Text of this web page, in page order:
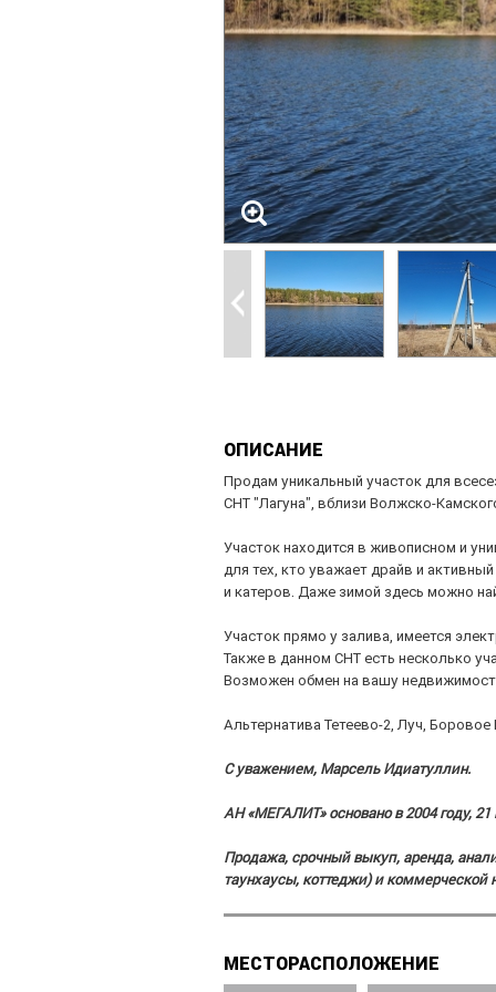
ОПИСАНИЕ
Продам уникальный участок для
СНТ "Лагуна", вблизи Волжско-
Участок находится в живописном и
для тех, кто уважает драйв и
и катеров. Даже зимой здесь можно
Участок прямо у залива, имеется
Также в данном СНТ есть несколько
Возможен обмен на вашу
Альтернатива Тетеево-2, Луч,
С уважением, Марсель Идиатуллин.
АН «МЕГАЛИТ» основано в 2004 году,
Продажа, срочный выкуп, аренда,
таунхаусы, коттеджи) и коммерческой
МЕСТОРАСПОЛОЖЕНИЕ